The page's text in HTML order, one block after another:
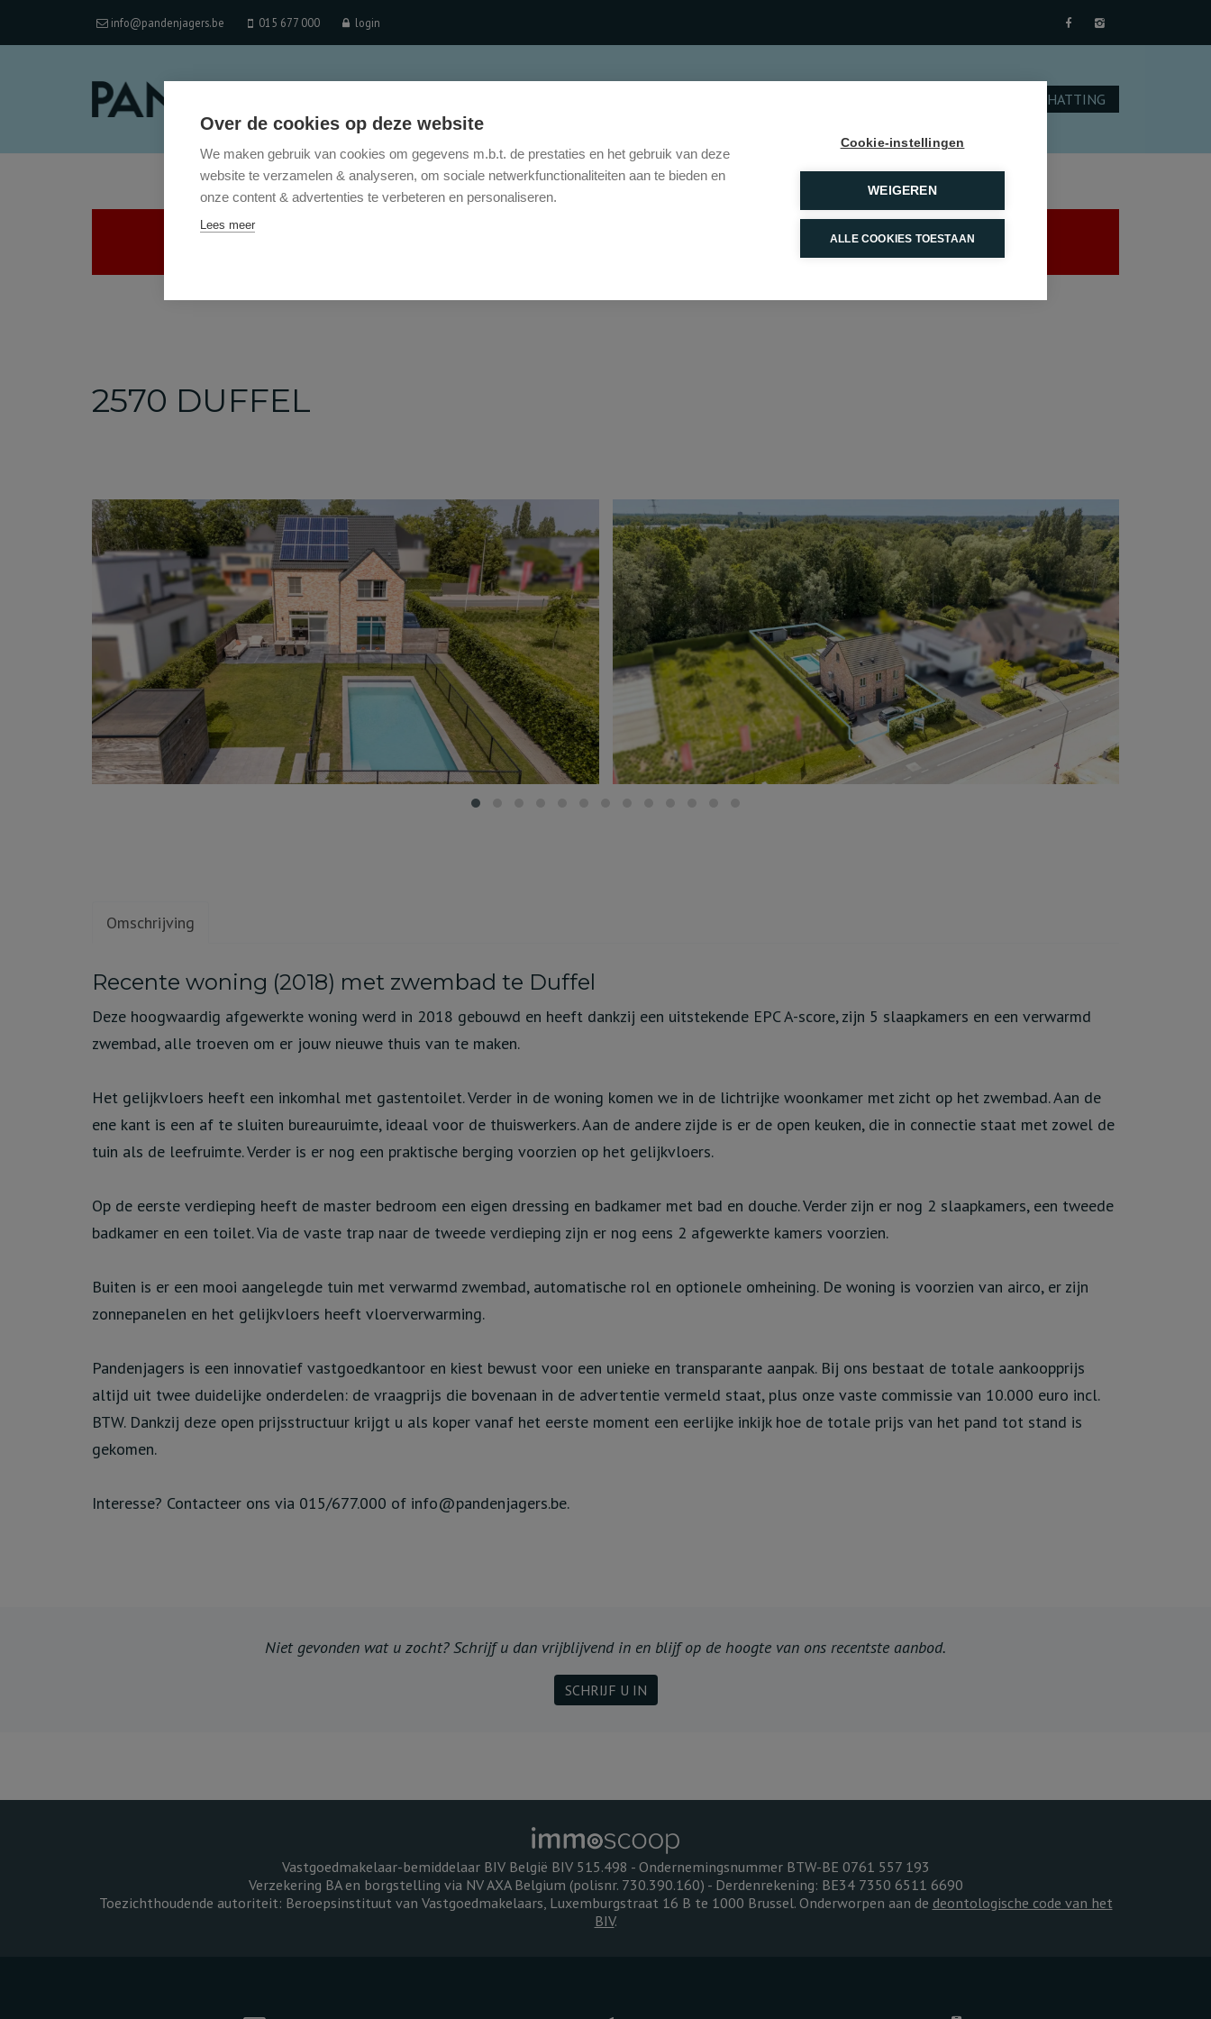
info@pandenjagers.be 015 677 000 login
GRATIS SCHATTING
2570 DUFFEL
Omschrijving
Omschrijving
Recente woning (2018) met zwembad te Duffel
Deze hoogwaardig afgewerkte woning werd in 2018 gebouwd en heeft dankzij een uitstekende EPC A-score, zijn 5 slaapkamers en een verwarmd
zwembad, alle troeven om er jouw nieuwe thuis van te maken.
Het gelijkvloers heeft een inkomhal met gastentoilet. Verder in de woning komen we in de lichtrijke woonkamer met zicht op het zwembad. Aan de
ene kant is een af te sluiten bureauruimte, ideaal voor de thuiswerkers. Aan de andere zijde is er de open keuken, die in connectie staat met zowel de
tuin als de leefruimte. Verder is er nog een praktische berging voorzien op het gelijkvloers.
Op de eerste verdieping heeft de master bedroom een eigen dressing en badkamer met bad en douche. Verder zijn er nog 2 slaapkamers, een tweede
badkamer en een toilet. Via de vaste trap naar de tweede verdieping zijn er nog eens 2 afgewerkte kamers voorzien.
Buiten is er een mooi aangelegde tuin met verwarmd zwembad, automatische rol en optionele omheining. De woning is voorzien van airco, er zijn
zonnepanelen en het gelijkvloers heeft vloerverwarming.
Pandenjagers is een innovatief vastgoedkantoor en kiest bewust voor een unieke en transparante aanpak. Bij ons bestaat de totale aankoopprijs
altijd uit twee duidelijke onderdelen: de vraagprijs die bovenaan in de advertentie vermeld staat, plus onze vaste commissie van 10.000 euro incl.
BTW. Dankzij deze open prijsstructuur krijgt u als koper vanaf het eerste moment een eerlijke inkijk hoe de totale prijs van het pand tot stand is
gekomen.
Interesse? Contacteer ons via 015/677.000 of info@pandenjagers.be.
Niet gevonden wat u zocht? Schrijf u dan vrijblijvend in en blijf op de hoogte van ons recentste aanbod.
SCHRIJF U IN
Vastgoedmakelaar-bemiddelaar BIV België BIV 515.498 - Ondernemingsnummer BTW-BE 0761 557 193
Verzekering BA en borgstelling via NV AXA Belgium (polisnr. 730.390.160) - Derdenrekening: BE34 7350 6511 6690
Toezichthoudende autoriteit: Beroepsinstituut van Vastgoedmakelaars, Luxemburgstraat 16 B te 1000 Brussel. Onderworpen aan de deontologische code van het
BIV.
Over de cookies op deze website
We maken gebruik van cookies om gegevens m.b.t. de prestaties en het gebruik van deze
website te verzamelen & analyseren, om sociale netwerkfunctionaliteiten aan te bieden en
onze content & advertenties te verbeteren en personaliseren.
Lees meer
Cookie-instellingen
WEIGEREN
ALLE COOKIES TOESTAAN